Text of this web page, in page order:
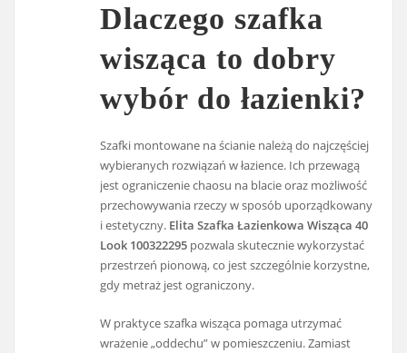
Dlaczego szafka
wisząca to dobry
wybór do łazienki?
Szafki montowane na ścianie należą do najczęściej
wybieranych rozwiązań w łazience. Ich przewagą
jest ograniczenie chaosu na blacie oraz możliwość
przechowywania rzeczy w sposób uporządkowany
i estetyczny. Elita Szafka Łazienkowa Wisząca 40
Look 100322295 pozwala skutecznie wykorzystać
przestrzeń pionową, co jest szczególnie korzystne,
gdy metraż jest ograniczony.
W praktyce szafka wisząca pomaga utrzymać
wrażenie „oddechu” w pomieszczeniu. Zamiast